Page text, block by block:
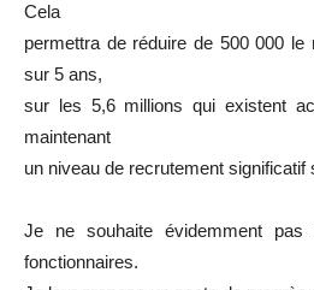
Cela
permettra de réduire de 500 000 le
sur 5 ans,
sur les 5,6 millions qui existent
maintenant
un niveau de recrutement significatif
Je ne souhaite évidemment
fonctionnaires.